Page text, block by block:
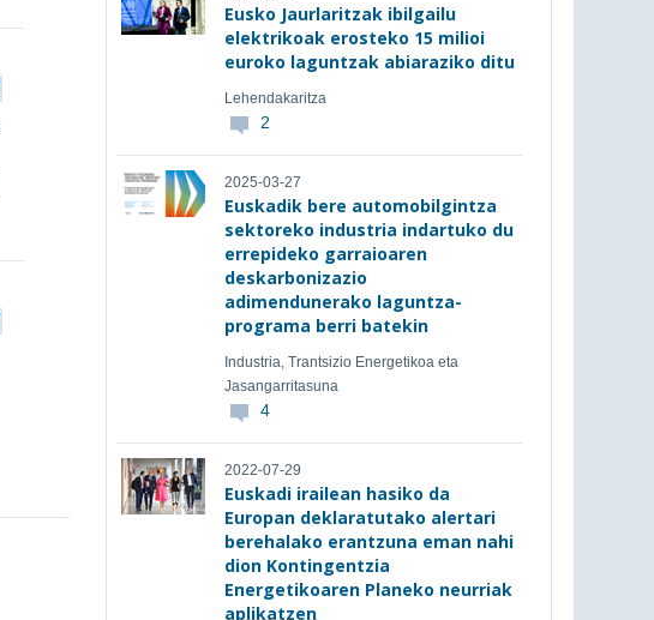
Eusko Jaurlaritzak ibilgailu
elektrikoak erosteko 15 milioi
euroko laguntzak abiaraziko ditu
Lehendakaritza
2
2025-03-27
Euskadik bere automobilgintza
sektoreko industria indartuko du
errepideko garraioaren
deskarbonizazio
adimendunerako laguntza-
programa berri batekin
Industria, Trantsizio Energetikoa eta
Jasangarritasuna
4
2022-07-29
Euskadi irailean hasiko da
Europan deklaratutako alertari
berehalako erantzuna eman nahi
dion Kontingentzia
Energetikoaren Planeko neurriak
aplikatzen